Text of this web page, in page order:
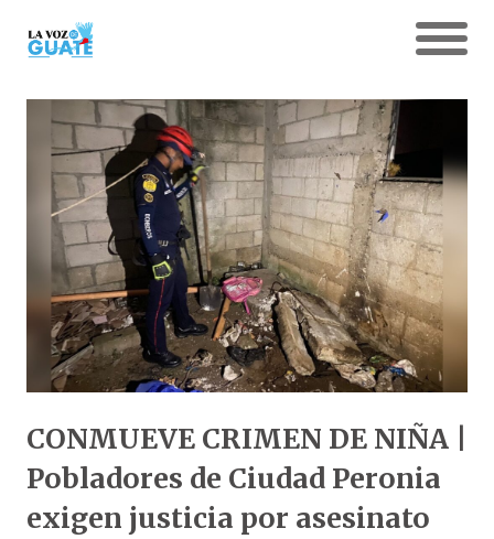
CONMUEVE CRIMEN DE NIÑA |
Pobladores de Ciudad Peronia
exigen justicia por asesinato